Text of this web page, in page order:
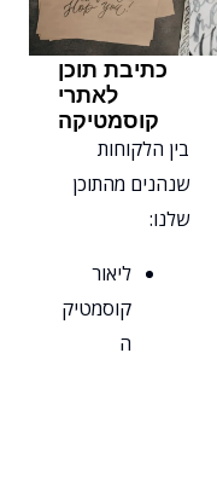
כתיבת תוכן
לאתרי
קוסמטיקה
בין הלקוחות
שנהנים מהתוכן
שלנו:
ליאור
קוסמטיק
ה